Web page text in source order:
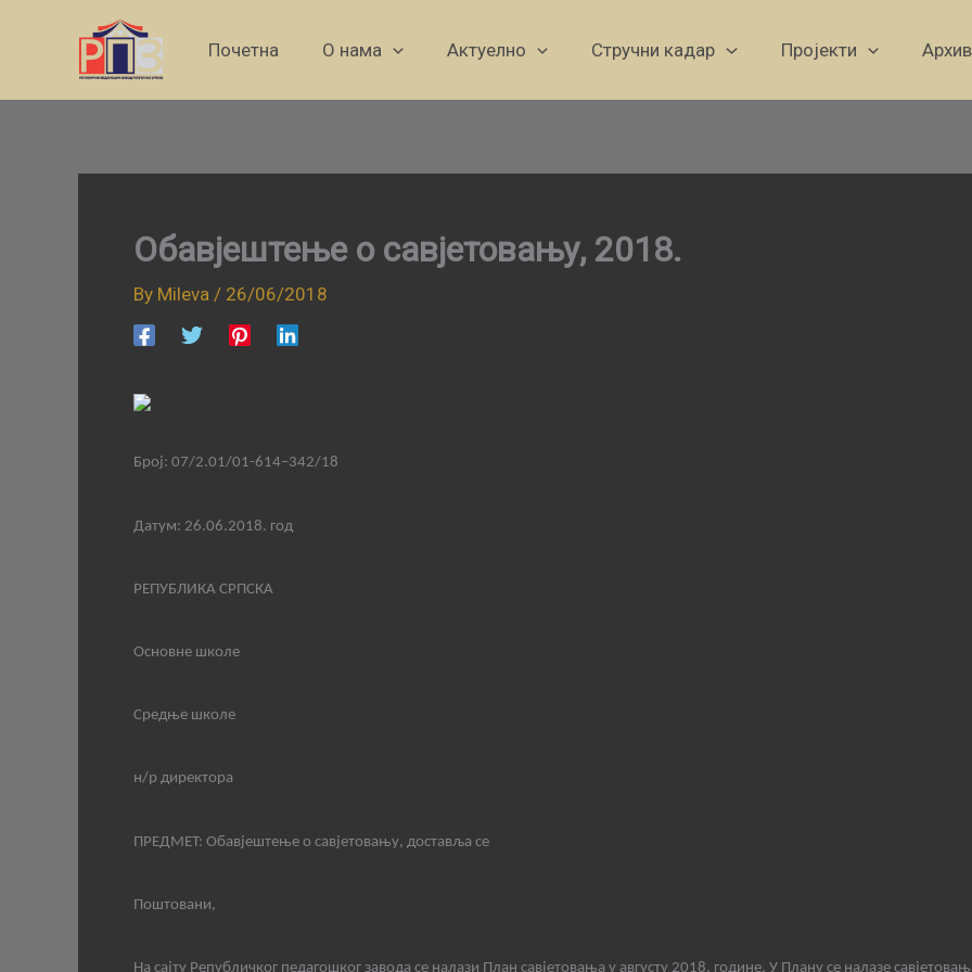
Почетна О нама Актуелно Стручни кадар Пројекти
Обавјештење о савјетовању, 2018.
By Mileva / 26/06/2018
Број: 07/2.01/01-614–342/18
Датум: 26.06.2018. год
РЕПУБЛИКА СРПСКА
Основне школе
Средње школе
н/р директора
ПРЕДМЕТ: Обавјештење о савјетовању, доставља се
Поштовани,
На сајту Републичког педагошког завода се налази План савјетовања у августу 2018. године. У Плану се налазе